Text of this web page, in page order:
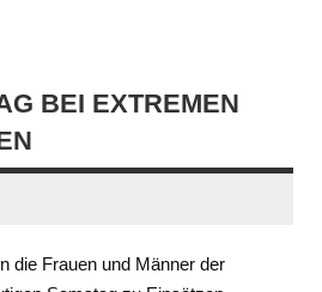
BEI EXTREMEN
die Frauen und Männer der